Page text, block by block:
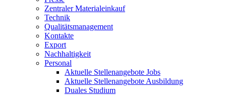
Zentraler Materialeinkauf
Technik
Qualitätsmanagement
Kontakte
Export
Nachhaltigkeit
Personal
Aktuelle Stellenangebote Jobs
Aktuelle Stellenangebote Ausbildung
Duales Studium